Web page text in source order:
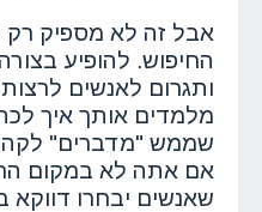
אבל זה לא מספיק רק
החיפוש. להופיע
ותגרום לאנשים
מלמדים אותך איך
שממש "מדברים"
אם אתה לא במקום
שאנשים יבחרו דווקא